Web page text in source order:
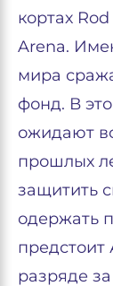
кортах
Arena.
мира
фонд. В
ожидают
прошлых
защитить
одержать
разряде